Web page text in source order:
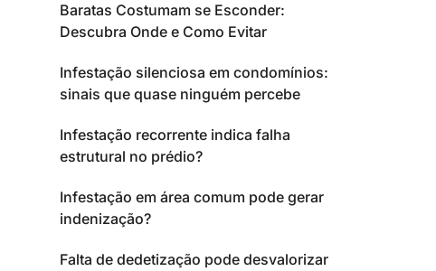
Baratas Costumam se Esconder:
Descubra Onde e Como Evitar
Infestação silenciosa em condomínios:
sinais que quase ninguém percebe
Infestação recorrente indica falha
estrutural no prédio?
Infestação em área comum pode gerar
indenização?
Falta de dedetização pode desvalorizar